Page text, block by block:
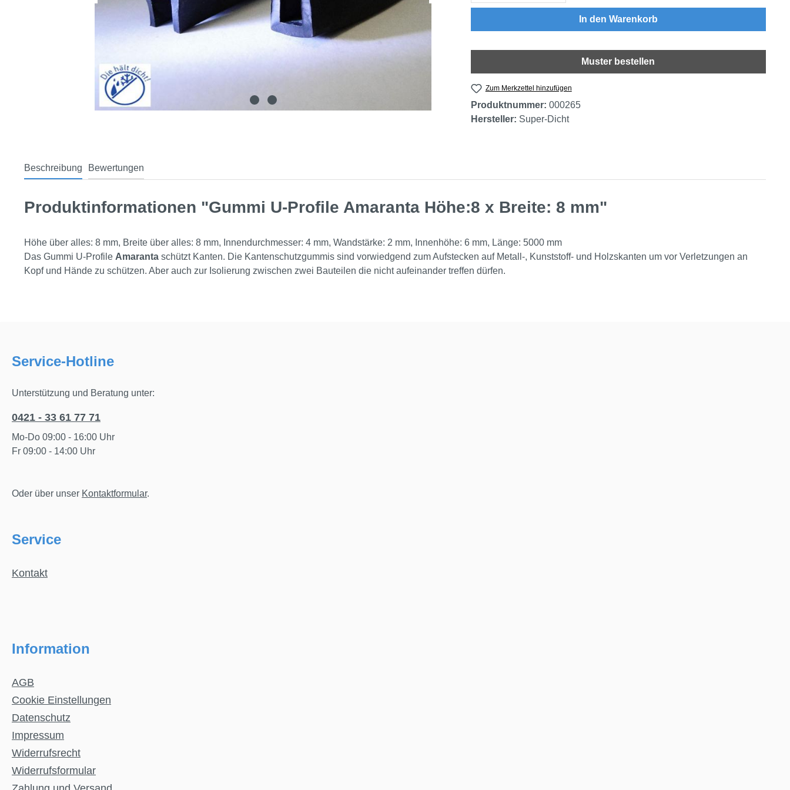
In den Warenkorb
Muster bestellen
Zum Merkzettel hinzufügen
Produktnummer: 000265
Hersteller: Super-Dicht
Beschreibung Bewertungen
Produktinformationen "Gummi U-Profile Amaranta Höhe:8 x Breite: 8 mm"
Höhe über alles: 8 mm, Breite über alles: 8 mm, Innendurchmesser: 4 mm, Wandstärke: 2 mm, Innenhöhe: 6 mm, Länge: 5000 mm
Das Gummi U-Profile Amaranta schützt Kanten. Die Kantenschutzgummis sind vorwiedgend zum Aufstecken auf Metall-, Kunststoff- und Holzskanten um vor Verletzungen an
Kopf und Hände zu schützen. Aber auch zur Isolierung zwischen zwei Bauteilen die nicht aufeinander treffen dürfen.
Service-Hotline
Unterstützung und Beratung unter:
0421 - 33 61 77 71
Mo-Do 09:00 - 16:00 Uhr
Fr 09:00 - 14:00 Uhr
Oder über unser Kontaktformular.
Service
Kontakt
Information
AGB
Cookie Einstellungen
Datenschutz
Impressum
Widerrufsrecht
Widerrufsformular